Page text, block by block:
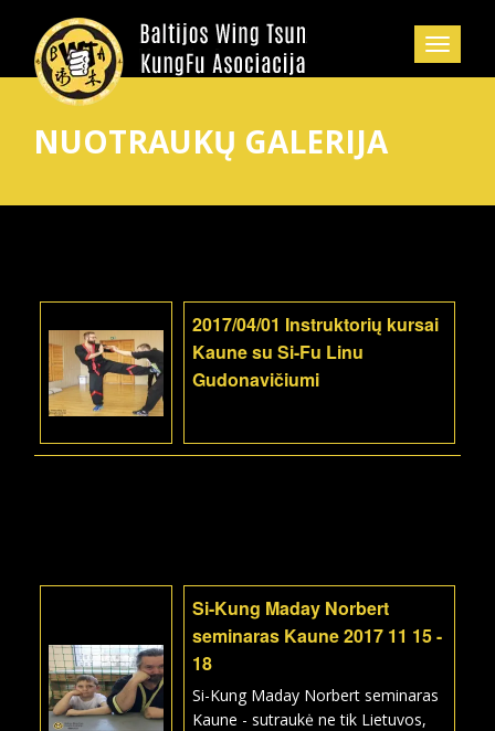
NUOTRAUKŲ GALERIJA
2017/04/01 Instruktorių kursai
Kaune su Si-Fu Linu
Gudonavičiumi
Si-Kung Maday Norbert
seminaras Kaune 2017 11 15 -
18
Si-Kung Maday Norbert seminaras
Kaune - sutraukė ne tik Lietuvos,